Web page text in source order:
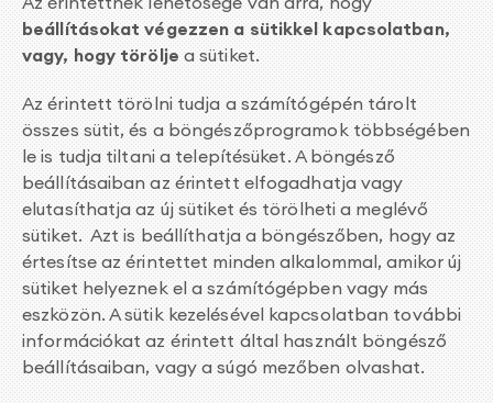
beállításokat végezzen a sütikkel kapcsolatban,
vagy, hogy töröljea sütiket.
Az érintett törölni tudja a számítógépén tárolt
összes sütit, és a böngészőprogramok többségében
le is tudja tiltani a telepítésüket. A böngésző
beállításaiban az érintett elfogadhatja vagy
elutasíthatja az új sütiket és törölheti a meglévő
sütiket. Azt is beállíthatja a böngészőben, hogy az
értesítse az érintettet minden alkalommal, amikor új
sütiket helyeznek el a számítógépben vagy más
eszközön. A sütik kezelésével kapcsolatban további
információkat az érintett által használt böngésző
beállításaiban, vagy a súgó mezőben olvashat.